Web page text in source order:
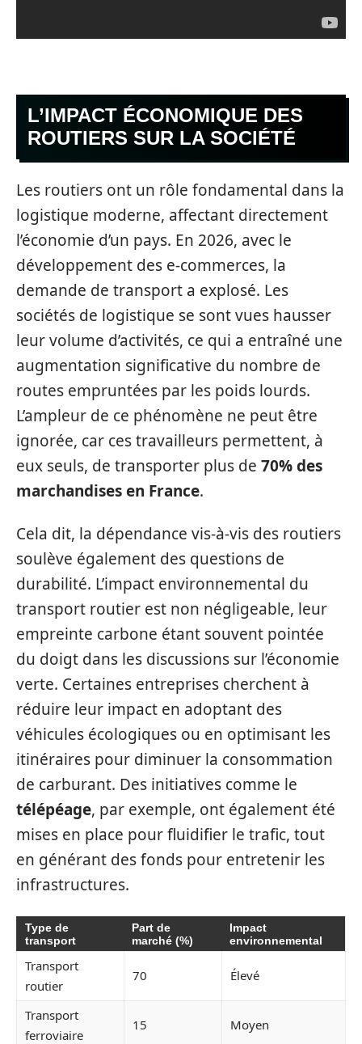
L’IMPACT ÉCONOMIQUE DES
ROUTIERS SUR LA SOCIÉTÉ
Les routiers ont un rôle fondamental dans la
logistique moderne, affectant directement
l’économie d’un pays. En 2026, avec le
développement des e-commerces, la
demande de transport a explosé. Les
sociétés de logistique se sont vues hausser
leur volume d’activités, ce qui a entraîné une
augmentation significative du nombre de
routes empruntées par les poids lourds.
L’ampleur de ce phénomène ne peut être
ignorée, car ces travailleurs permettent, à
eux seuls, de transporter plus de 70% des
marchandises en France.
Cela dit, la dépendance vis-à-vis des routiers
soulève également des questions de
durabilité. L’impact environnemental du
transport routier est non négligeable, leur
empreinte carbone étant souvent pointée
du doigt dans les discussions sur l’économie
verte. Certaines entreprises cherchent à
réduire leur impact en adoptant des
véhicules écologiques ou en optimisant les
itinéraires pour diminuer la consommation
de carburant. Des initiatives comme le
télépéage, par exemple, ont également été
mises en place pour fluidifier le trafic, tout
en générant des fonds pour entretenir les
infrastructures.
Type de
transport
Part de
marché (%)
Impact
environnemental
Transport
routier
70 Élevé
Transport
ferroviaire
15 Moyen